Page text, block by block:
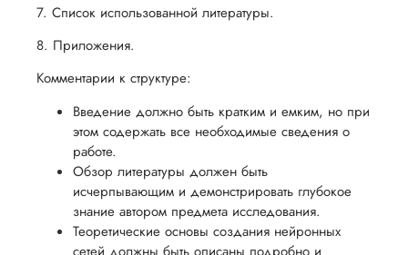
7. Список использованной литературы.
8. Приложения.
Комментарии к структуре:
Введение должно быть кратким и емким, но при
этом содержать все необходимые сведения о
работе.
Обзор литературы должен быть
исчерпывающим и демонстрировать глубокое
знание автором предмета исследования.
Теоретические основы создания нейронных